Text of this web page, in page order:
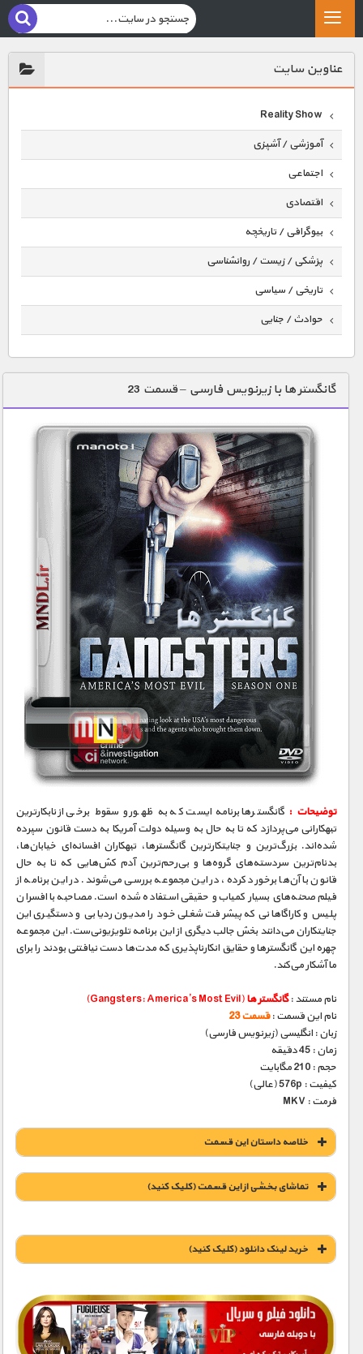
عناوين سايت
Reality Show
آموزشی / آشپزی
اجتماعی
اقتصادی
بیوگرافی / تاریخچه
پزشکی / زیست / روانشناسی
تاریخی / سیاسی
حوادث / جنایی
دنیای خوراکی ها
زمین شناسی / محیط زیست
سازه/ معماری/ مهندسی
سرگرمی
شناخت کودکان
طبیعت
علم و فناوری
فرهنگ / هنر
کیهان / نجوم
گردشگری
ماورایی
مسابقات / ورزشی
مستند های اختصاصی
گانگستر ها با زیرنویس فارسی – قسمت 23
توضیحات :گانگستر‌ها برنامه‌ایست که به ظهور و سقوط برخی از نابکار‌ترین
تبهکارانی می‌پردازد که تا به حال به وسیله دولت آمریکا به دست قانون سپرده
شده‌اند. بزرگ‌ترین و جنایتکار‌ترین گانگستر‌ها، تبهکاران افسانه‌ای خیابان‌ها،
بدنام‌ترین سردسته‌های گروه‌ها و بی‌رحم‌ترین آدم کش‌هایی که تا به حال
قانون با آن‌ها برخورد کرده، در این مجموعه بررسی می‌شوند. در این برنامه از
فیلم صحنه‌های بسیار کمیاب و حقیقی استفاده شده است. مصاحبه‌ با افسران
پلیس و کاراگاهانی که پیشرفت شغلی خود را مدیون ردیابی و دستگیری این
جنایتکاران می‌دانند بخش جالب دیگری از این برنامه تلویزیونی‌ست. این مجموعه
چهره این گانگسترها و حقایق انکارناپذیری که مدت‌ها دست نیافتنی بودند را برای
ما آشکار می‌کند.
نام مستند :گانگستر ها(Gangsters: America’s Most Evil)
نام این قسمت :قسمت 23
زبان : انگلیسی (زیرنویس فارسی)
زمان : 45 دقیقه
حجم : 210 مگابایت
کیفیت : 576p (عالی)
فرمت : MKV
خلاصه داستان این قسمت
تماشای بخشی از این قسمت (کلیک کنید)
خريد لينک دانلود (کليک کنيد)
1900 تومان – خريد لينک دانلود (افزودن به سبد خريد)